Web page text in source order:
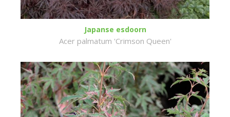
Japanse esdoorn
Acer palmatum 'Crimson Queen'